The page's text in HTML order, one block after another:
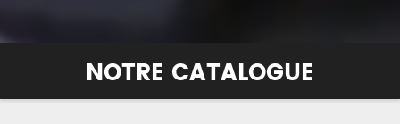
NOTRE CATALOGUE